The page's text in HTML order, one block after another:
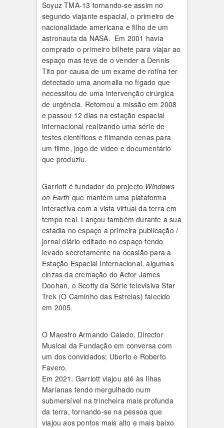
Soyuz TMA-13 tornando-se assim no
segundo viajante espacial, o primeiro de
nacionalidade americana e filho de um
astronauta da NASA. Em 2001 havia
comprado o primeiro bilhete para viajar ao
espaço mas teve de o vender a Dennis
Tito por causa de um exame de rotina ter
detectado uma anomalia no fígado que
necessitou de uma intervenção cirúrgica
de urgência. Retomou a missão em 2008
e passou 12 dias na estação espacial
internacional realizando uma série de
testes científicos e filmando cenas para
um filme, jogo de vídeo e documentário
que produziu.
Garriott é fundador do projecto Windows
on Earth que mantém uma plataforma
interactiva com a vista virtual da terra em
tempo real. Lançou também durante a sua
estadia no espaço a primeira publicação /
jornal diário editado no espaço tendo
levado secretamente na ocasião para a
Estação Espacial Internacional, algumas
cinzas da cremação do Actor James
Doohan, o Scotty da Série televisiva Star
Trek (O Caminho das Estrelas) falecido
em 2005.
O Maestro Armando Calado, Director
Musical da Fundação em conversa com
um dos convidados; Uberto e Roberto
Favero.
Em 2021, Garriott viajou até às Ilhas
Marianas tendo mergulhado num
submersível na trincheira mais profunda
da terra, tornando-se na pessoa que
viajou aos pontos mais alto e mais baixo